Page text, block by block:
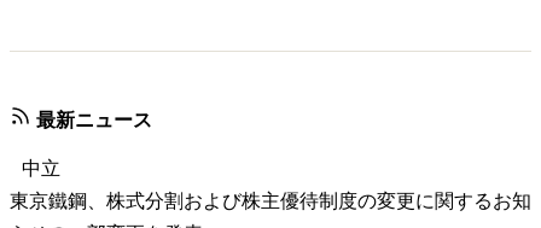
最新ニュース
中立
東京鐵鋼、株式分割および株主優待制度の変更に関するお知